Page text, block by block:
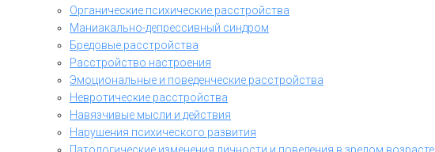
Органические психические расстройства
Маниакально-депрессивный синдром
Бредовые расстройства
Расстройство настроения
Эмоциональные и поведенческие расстройства
Невротические расстройства
Навязчивые мысли и действия
Нарушения психического развития